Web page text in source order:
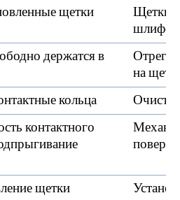
щетки
Щетки
держатся в
на
кольца
контактного
щетки